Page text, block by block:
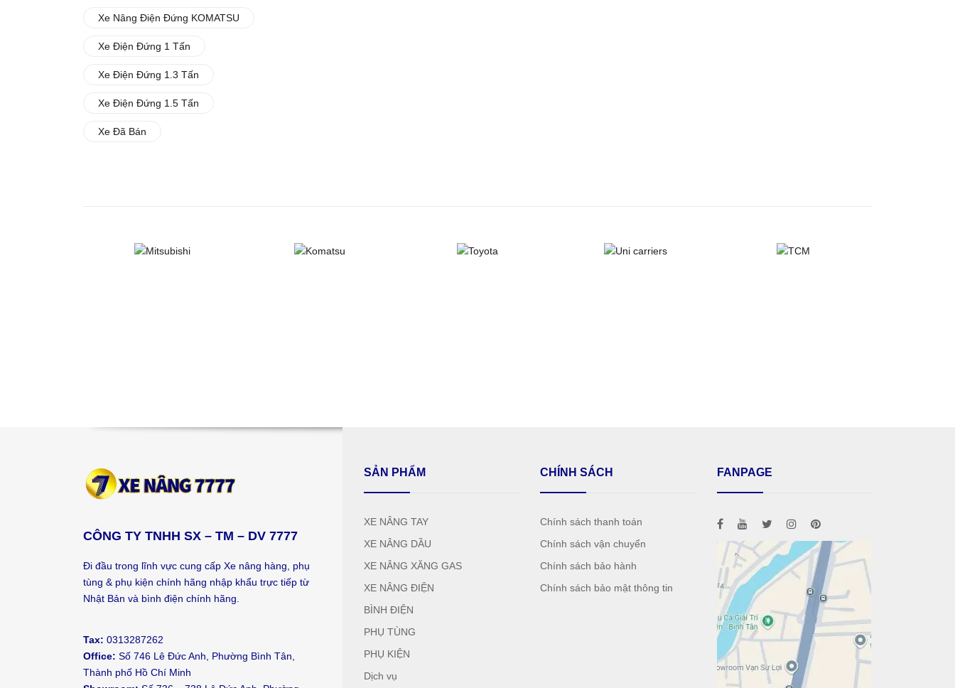
Xe Nâng Điện Đứng KOMATSU
Xe Điện Đứng 1 Tấn
Xe Điện Đứng 1.3 Tấn
Xe Điện Đứng 1.5 Tấn
Xe Đã Bán
CÔNG TY TNHH SX – TM – DV 7777
Đi đầu trong lĩnh vực cung cấp Xe nâng hàng, phụ
tùng & phụ kiện chính hãng nhập khẩu trực tiếp từ
Nhật Bản và bình điện chính hãng.
Tax: 0313287262
Office: Số 746 Lê Đức Anh, Phường Bình Tân,
Thành phố Hồ Chí Minh
SẢN PHẨM
XE NÂNG TAY
XE NÂNG DẦU
XE NÂNG XĂNG GAS
XE NÂNG ĐIỆN
BÌNH ĐIỆN
PHỤ TÙNG
PHỤ KIỆN
Dịch vụ
CHÍNH SÁCH
Chính sách thanh toán
Chính sách vận chuyển
Chính sách bảo hành
Chính sách bảo mật thông tin
FANPAGE